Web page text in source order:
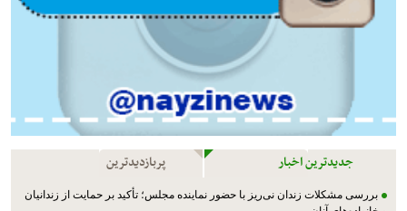
جدیدترین اخبار پربازدیدترین
بررسی مشکلات زندان نی‌ریز با حضور نماینده مجلس؛ تأکید بر حمایت از زندانیان